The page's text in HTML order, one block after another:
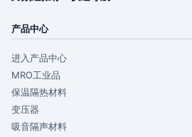
产品中心
进入产品中心
MRO工业品
保温隔热材料
变压器
吸音隔声材料